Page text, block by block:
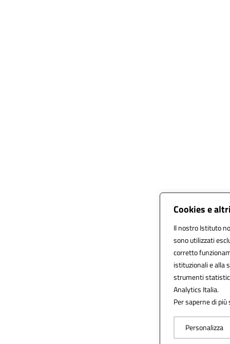
Cookies e
Il nostro Istituto
sono utilizzati
corretto
istituzionali e alla
strumenti
Analytics Italia.
Per saperne di
Personalizza